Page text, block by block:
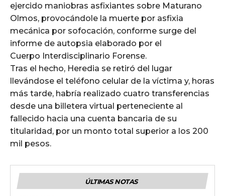
ejercido maniobras asfixiantes sobre Maturano
Olmos, provocándole la muerte por asfixia
mecánica por sofocación, conforme surge del
informe de autopsia elaborado por el
Cuerpo Interdisciplinario Forense.
Tras el hecho, Heredia se retiró del lugar
llevándose el teléfono celular de la víctima y, horas
más tarde, habría realizado cuatro transferencias
desde una billetera virtual perteneciente al
fallecido hacia una cuenta bancaria de su
titularidad, por un monto total superior a los 200
mil pesos.
ÚLTIMAS NOTAS